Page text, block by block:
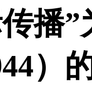
播
）